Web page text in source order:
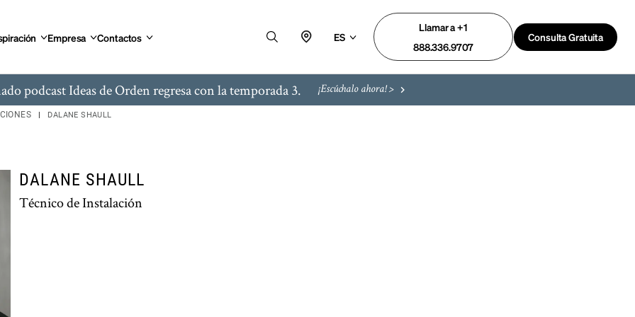
Empresa Contactos ES
Llamar a +1
888.336.9707
Consulta Gratuita
podcast Ideas de Orden regresa con la temporada 3. ¡Escúchalo ahora! >
DALANE SHAULL
DALANE SHAULL
Técnico de Instalación